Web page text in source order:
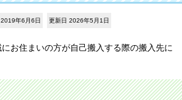
年6月6日 更新日 2026年5月1日
お住まいの方が自己搬入する際の搬入先に